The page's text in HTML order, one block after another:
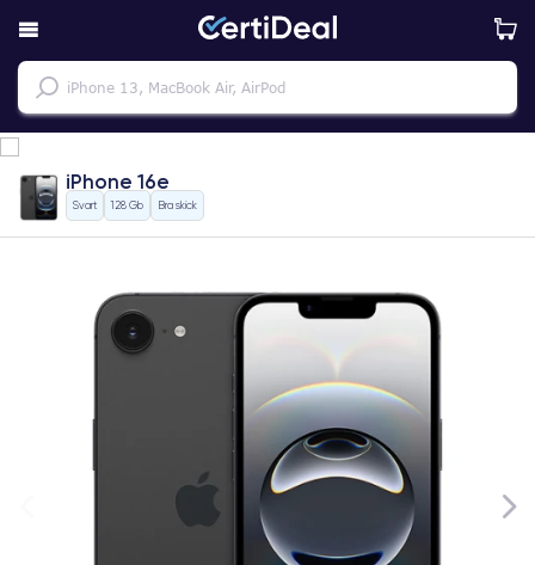
iPhone 16e
Svart 128 Gb Bra skick